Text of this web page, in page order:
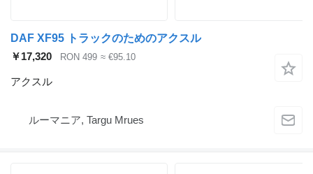
DAF XF95 トラックのためのアクスル
￥17,320
RON 499 ≈ €95.10
アクスル
ルーマニア, Targu Mrues